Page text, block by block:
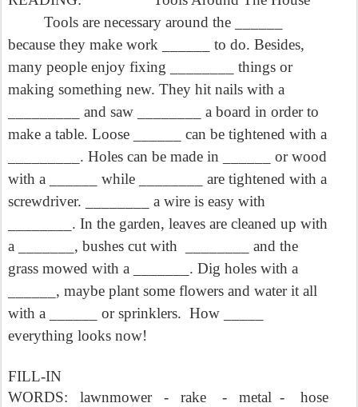
Tools are necessary around the ______
because they make work ______ to do. Besides,
many people enjoy fixing ________ things or
making something new. They hit nails with a
_________ and saw ________ a board in order to
make a table. Loose ______ can be tightened with a
_________. Holes can be made in ______ or wood
with a ______ while ________ are tightened with a
screwdriver. ________ a wire is easy with
________. In the garden, leaves are cleaned up with
a _______, bushes cut with ________ and the
grass mowed with a _______. Dig holes with a
______, maybe plant some flowers and water it all
with a ______ or sprinklers. How _____
everything looks now!
FILL-IN
WORDS: lawnmower - rake - metal - hose